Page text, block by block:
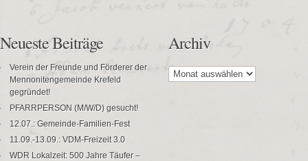
Neueste Beiträge
Verein der Freunde und Förderer der
Mennonitengemeinde Krefeld
gegründet!
PFARRPERSON (M/W/D) gesucht!
12.07.: Gemeinde-Familien-Fest
11.09.-13.09.: VDM-Freizeit 3.0
WDR Lokalzeit: 500 Jahre Täufer –
Archiv
Archiv